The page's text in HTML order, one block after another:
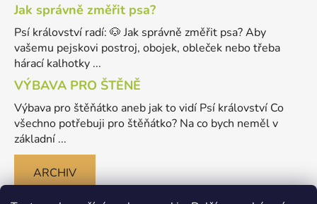
Jak správně změřit psa?
Psí království radí: 🐶 Jak správně změřit psa? Aby
vašemu pejskovi postroj, obojek, obleček nebo třeba
hárací kalhotky ...
VÝBAVA PRO ŠTĚNĚ
Výbava pro štěňátko aneb jak to vidí Psí království Co
všechno potřebuji pro štěňátko? Na co bych neměl v
základní ...
ARCHIV